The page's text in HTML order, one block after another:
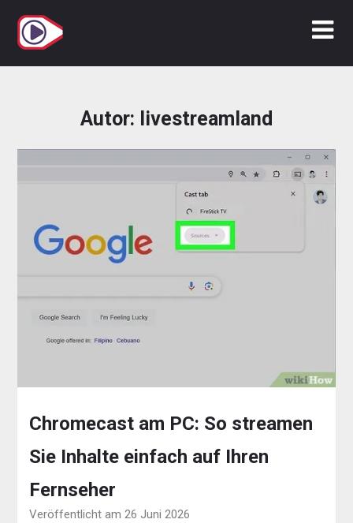
Inhalt
springen
Autor: livestreamland
Chromecast am PC: So streamen
Sie Inhalte einfach auf Ihren
Fernseher
Veröffentlicht am 26 Juni 2026